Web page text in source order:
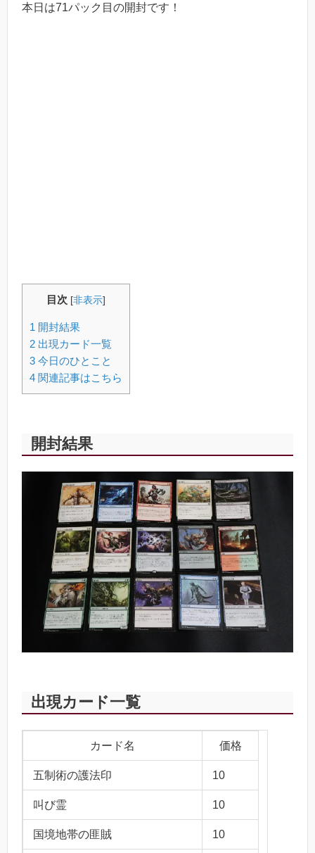
本日は71パック目の開封です！
目次 [非表示]
1 開封結果
2 出現カード一覧
3 今日のひとこと
4 関連記事はこちら
開封結果
出現カード一覧
カード名 価格
五制術の護法印 10
叫び霊 10
国境地帯の匪賊 10